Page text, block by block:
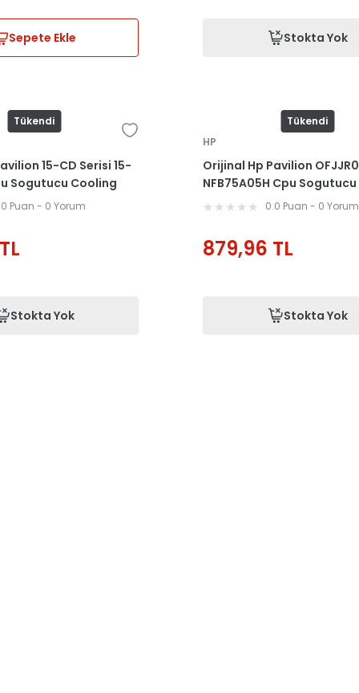
Sepete Ekle Stokta Yok
Tükendi
15-CD Serisi 15-
Sogutucu Cooling
Puan - 0 Yorum
Stokta Yok
Tükendi
HP
Orijinal Hp Pavilion
NFB75A05H Cpu
Fan
0.0 Puan - 0 Yorum
879,96 TL
Stokta Yok